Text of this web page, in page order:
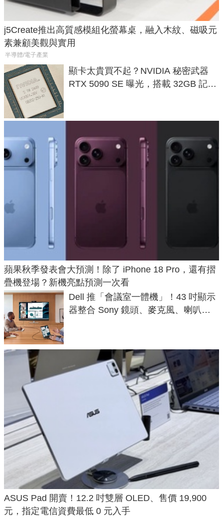
j5Create推出高質感模組化螢幕桌，融入木紋、磁吸元
素兼顧美觀與實用
半導體/電子產業
顯卡太貴買不起？NVIDIA 秘密武器
RTX 5090 SE 曝光，搭載 32GB 記憶
蘋果秋季發表會大預測！除了 iPhone 18 Pro，還有摺
疊機登場？新機亮點預測一次看
Dell 推「會議室一體機」！43 吋顯示
器整合 Sony 鏡頭、麥克風、喇叭，
ASUS Pad 開賣！12.2 吋雙層 OLED、售價 19,900
元，指定電信資費最低 0 元入手